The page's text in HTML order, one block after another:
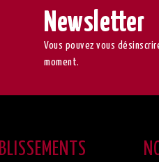
Newsletter
Vous pouvez vous
moment.